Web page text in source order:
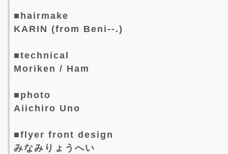
■hairmake
KARIN (from Beni--.)
■technical
Moriken / Ham
■photo
Aiichiro Uno
■flyer front design
みなみりょうへい